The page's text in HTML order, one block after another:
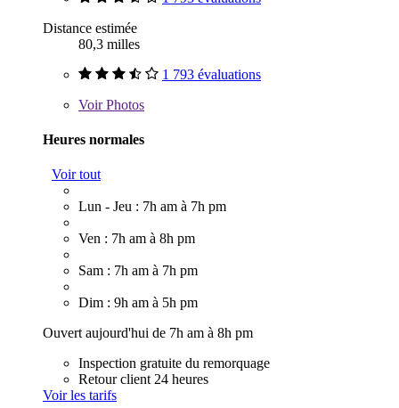
Distance estimée
80,3 milles
1 793 évaluations
VoirPhotos
Heures normales
Voir tout
Lun - Jeu : 7h am à 7h pm
Ven : 7h am à 8h pm
Sam : 7h am à 7h pm
Dim : 9h am à 5h pm
Ouvert aujourd'hui de 7h am à 8h pm
Inspection gratuite du remorquage
Retour client 24 heures
Voir les tarifs